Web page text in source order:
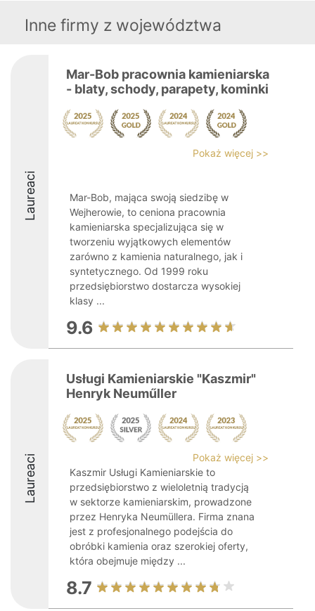
Inne firmy z województwa
Laureaci
Mar-Bob pracownia kamieniarska
- blaty, schody, parapety, kominki
Pokaż więcej >>
Mar-Bob, mająca swoją siedzibę w
Wejherowie, to ceniona pracownia
kamieniarska specjalizująca się w
tworzeniu wyjątkowych elementów
zarówno z kamienia naturalnego, jak i
syntetycznego. Od 1999 roku
przedsiębiorstwo dostarcza wysokiej
klasy ...
9.6
Laureaci
Usługi Kamieniarskie "Kaszmir"
Henryk Neuműller
Pokaż więcej >>
Kaszmir Usługi Kamieniarskie to
przedsiębiorstwo z wieloletnią tradycją
w sektorze kamieniarskim, prowadzone
przez Henryka Neumüllera. Firma znana
jest z profesjonalnego podejścia do
obróbki kamienia oraz szerokiej oferty,
która obejmuje między ...
8.7